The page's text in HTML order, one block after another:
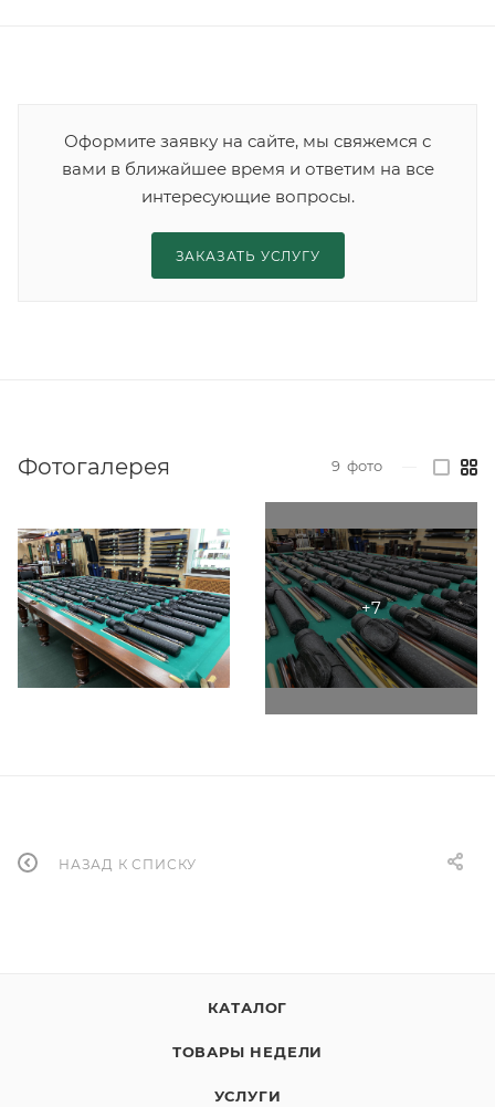
Оформите заявку на сайте, мы свяжемся с
вами в ближайшее время и ответим на все
интересующие вопросы.
ЗАКАЗАТЬ УСЛУГУ
Фотогалерея 9 фото
НАЗАД К СПИСКУ
КАТАЛОГ
ТОВАРЫ НЕДЕЛИ
УСЛУГИ